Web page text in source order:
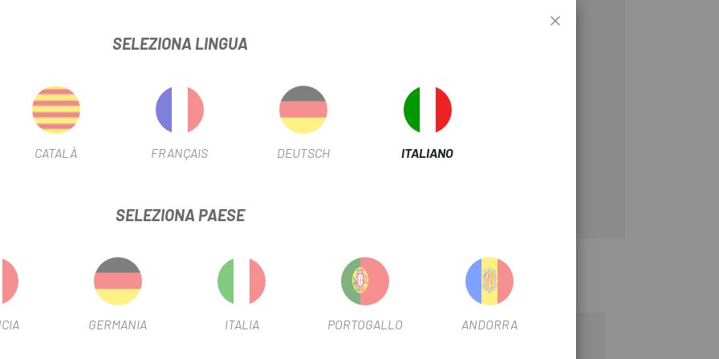
del guanto. SELEZIONA LINGUA
CATALÀ FRANÇAIS DEUTSCH ITALIANO
SELEZIONA PAESE
GERMANIA ITALIA PORTOGALLO ANDORRA